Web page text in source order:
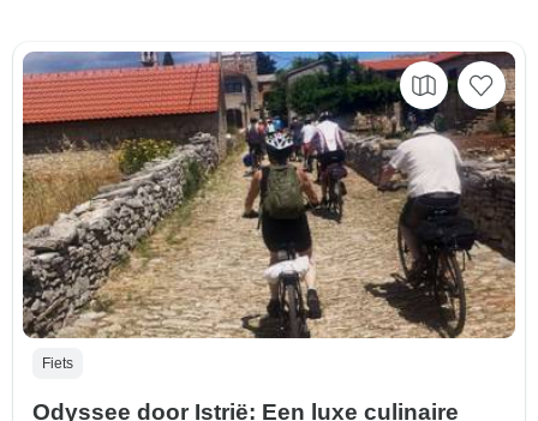
Fiets
Odyssee door Istrië: Een luxe culinaire